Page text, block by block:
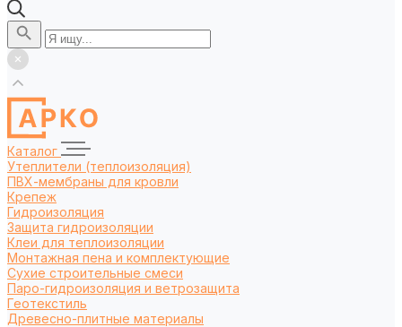
Каталог
Утеплители (теплоизоляция)
ПВХ-мембраны для кровли
Крепеж
Гидроизоляция
Защита гидроизоляции
Клеи для теплоизоляции
Монтажная пена и комплектующие
Сухие строительные смеси
Паро-гидроизоляция и ветрозащита
Геотекстиль
Древесно-плитные материалы